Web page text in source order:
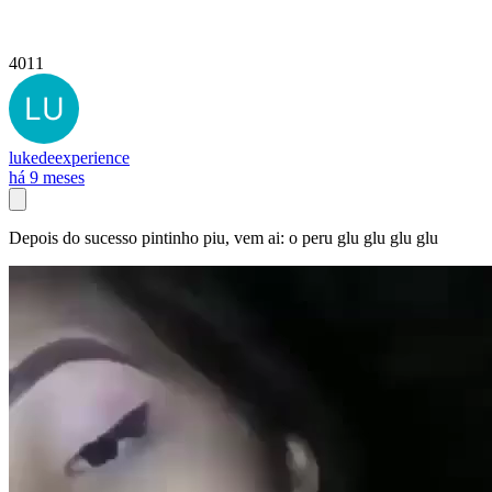
4011
lukedeexperience
há 9 meses
Depois do sucesso pintinho piu, vem ai: o peru glu glu glu glu